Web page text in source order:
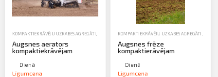
KOMPAKTIEKRĀVĒJU UZKABES AGREGĀTI TRAKTORTEHNIKAS UZKARES UN APRĪKOJUMS
Augsnes aerators
kompaktiekrāvējam
Dienā
Līgumcena
KOMPAKTIEKRĀVĒJU UZKABES AGREGĀTI
Augsnes frēze
kompaktierāvējam
Dienā
Līgumcena